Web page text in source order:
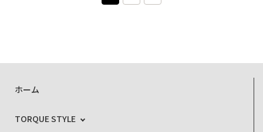
ホーム
TORQUE STYLE